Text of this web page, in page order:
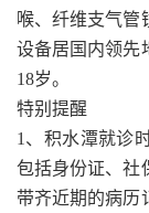
喉、纤维支气管
设备居国内领先
18岁。
特别提醒
1、积水潭就诊
包括身份证、社
带齐近期的病历